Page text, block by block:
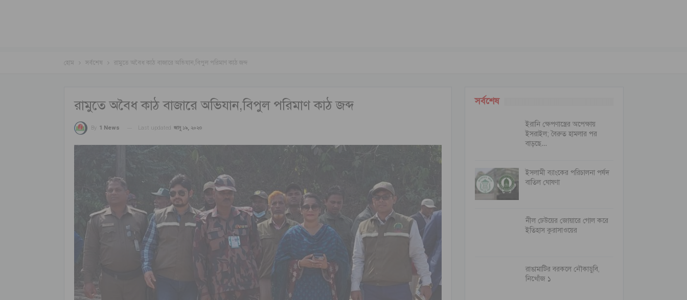
হোম সর্বশেষ রামুতে অবৈধ কাঠ বাজারে অভিযান,বিপুল পরিমাণ কাঠ জব্দ
রামুতে অবৈধ কাঠ বাজারে অভিযান,বিপুল পরিমাণ কাঠ জব্দ
By 1 News Last updated জানু ১৯, ২০২৩
সর্বশেষ
ইরানি ক্ষেপণাস্ত্রের অপেক্ষায়
ইসরাইল; বৈরুত হামলার পর
বাড়ছে…
ইসলামী ব্যাংকের পরিচালনা পর্ষদ
বাতিল ঘোষণা
নীল ঢেউয়ের জোয়ারে গোল করে
ইতিহাস কুরাসাওয়ের
রাঙামাটির বরকলে নৌকাডুবি,
নিখোঁজ ১